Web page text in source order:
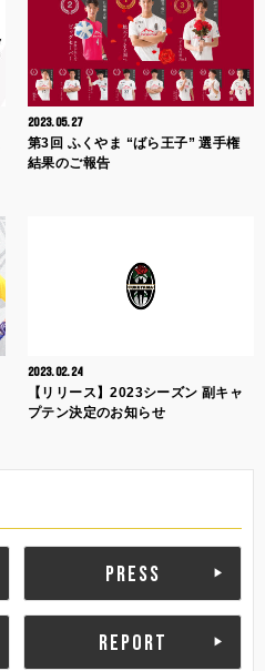
2023.05.27
第3回 ふくやま “ばら王子” 選手権
結果のご報告
2023.02.24
【リリース】2023シーズン 副キャ
プテン決定のお知らせ
PRESS
REPORT